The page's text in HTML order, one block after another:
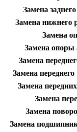
Замена
Замена нижнего
Замена
Замена опоры
Замена
Замена
Замена
Замена
Замена
Замена